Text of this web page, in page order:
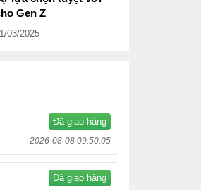
Gen Z
03/2025
Đã giao hàng
2026-08-08 09:50:05
Đã giao hàng